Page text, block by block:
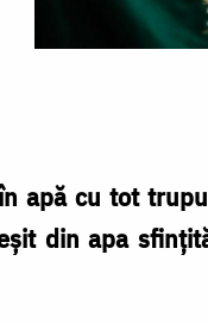
apă cu tot
din apa